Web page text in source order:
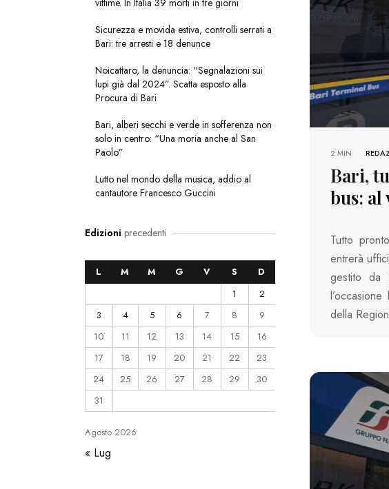
2 MIN
Bari,
bus: al
Tutto
entrerà
gestito da
della
vittime. In Italia 39 morti in tre giorni
Sicurezza e movida estiva, controlli serrati a
Bari: tre arresti e 18 denunce
Noicattaro, la denuncia: “Segnalazioni sui
lupi già dal 2024”. Scatta esposto alla
Procura di Bari
Bari, alberi secchi e verde in sofferenza non
solo in centro: “Una moria anche al San
Paolo”
Lutto nel mondo della musica, addio al
cantautore Francesco Guccini
Edizioni precedenti
Agosto2026
L M M G V S
D
1
2
3
4 5 6 7 8
9
10
11 12 13 14 15
16
17
18 19 20 21 22
23
24
25 26 27 28 29
30
31
« Lug